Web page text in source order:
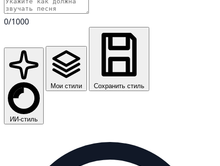
0/1000
ИИ-стиль
Мои стили Сохранить стиль